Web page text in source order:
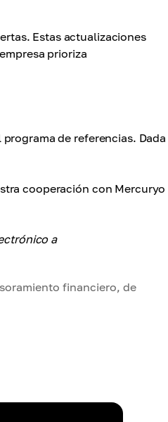
Estas actualizaciones
prioriza
de referencias. Dada
cooperación con Mercuryo
a
financiero, de